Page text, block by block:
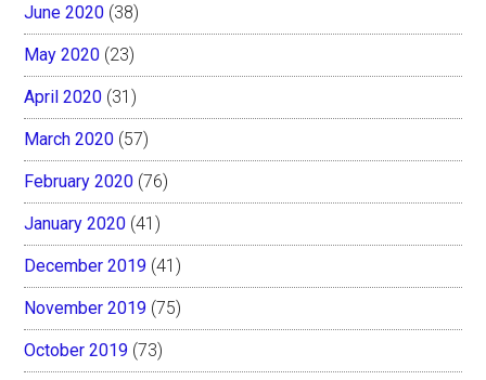
June 2020 (38)
May 2020 (23)
April 2020 (31)
March 2020 (57)
February 2020 (76)
January 2020 (41)
December 2019 (41)
November 2019 (75)
October 2019 (73)